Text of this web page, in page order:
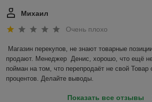
Михаил
Очень плохо
Магазин перекупов, не знают товарные
продают. Менеджер  Денис, хорошо, что ещё
пойман на том, что перепродаёт не свой Товар
процентов. Делайте выводы.
Показать все отзывы